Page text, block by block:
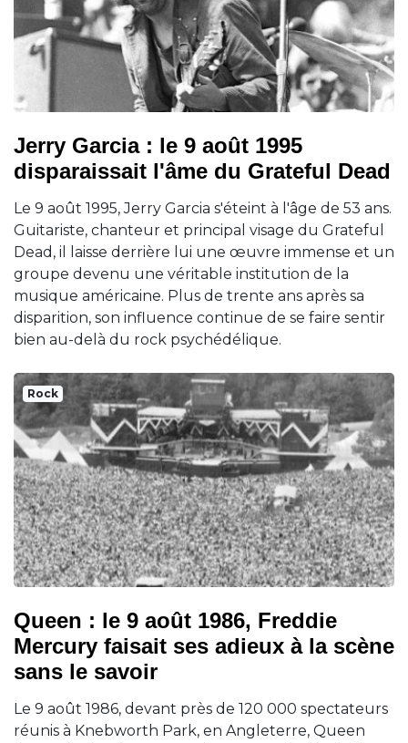
Jerry Garcia : le 9 août 1995
disparaissait l'âme du Grateful Dead
Le 9 août 1995, Jerry Garcia s'éteint à l'âge de 53 ans.
Guitariste, chanteur et principal visage du Grateful
Dead, il laisse derrière lui une œuvre immense et un
groupe devenu une véritable institution de la
musique américaine. Plus de trente ans après sa
disparition, son influence continue de se faire sentir
bien au-delà du rock psychédélique.
Rock
Queen : le 9 août 1986, Freddie
Mercury faisait ses adieux à la scène
sans le savoir
Le 9 août 1986, devant près de 120 000 spectateurs
réunis à Knebworth Park, en Angleterre, Queen